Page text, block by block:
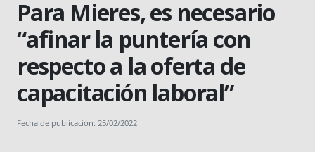
Para Mieres, es necesario
“afinar la puntería con
respecto a la oferta de
capacitación laboral”
Fecha de publicación: 25/02/2022